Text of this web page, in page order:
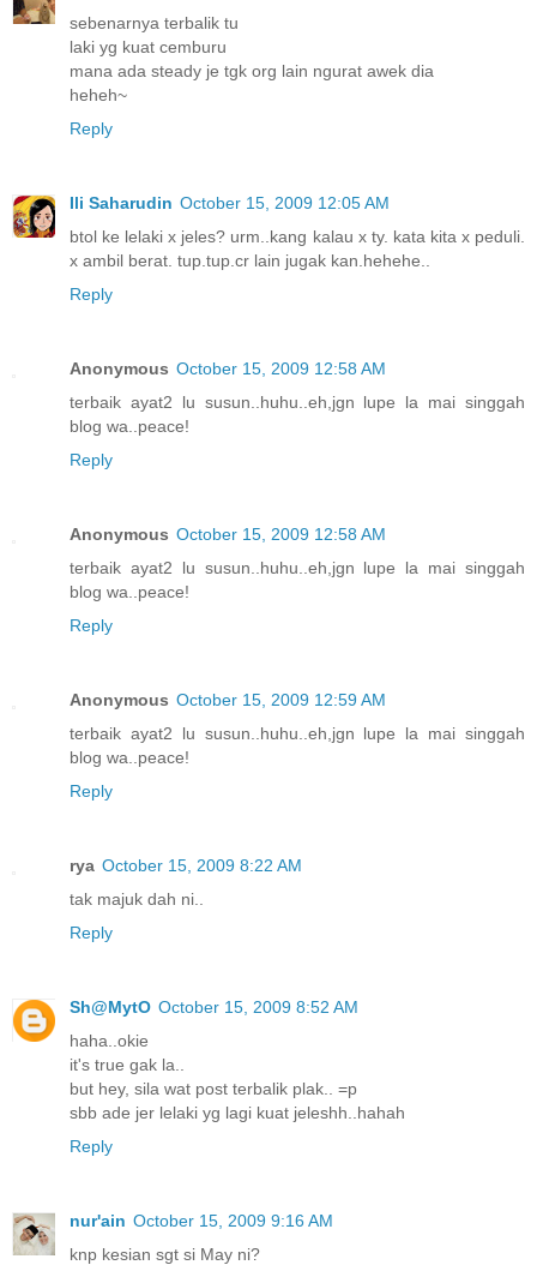
sebenarnya terbalik tu
laki yg kuat cemburu
mana ada steady je tgk org lain ngurat awek dia
heheh~
Reply
Ili Saharudin October 15, 2009 12:05 AM
btol ke lelaki x jeles? urm..kang kalau x ty. kata kita x peduli.
x ambil berat. tup.tup.cr lain jugak kan.hehehe..
Reply
Anonymous October 15, 2009 12:58 AM
terbaik ayat2 lu susun..huhu..eh,jgn lupe la mai singgah
blog wa..peace!
Reply
Anonymous October 15, 2009 12:58 AM
terbaik ayat2 lu susun..huhu..eh,jgn lupe la mai singgah
blog wa..peace!
Reply
Anonymous October 15, 2009 12:59 AM
terbaik ayat2 lu susun..huhu..eh,jgn lupe la mai singgah
blog wa..peace!
Reply
rya October 15, 2009 8:22 AM
tak majuk dah ni..
Reply
Sh@MytO October 15, 2009 8:52 AM
haha..okie
it's true gak la..
but hey, sila wat post terbalik plak.. =p
sbb ade jer lelaki yg lagi kuat jeleshh..hahah
Reply
nur'ain October 15, 2009 9:16 AM
knp kesian sgt si May ni?